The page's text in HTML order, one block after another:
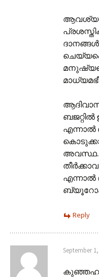
എന്നാൽ
എന്നാൽ
Reply
September